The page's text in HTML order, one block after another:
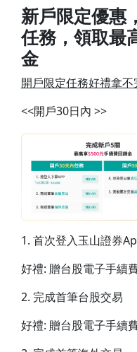
新戶限定優惠
任務，領取最
金
開戶限定任務好禮拿不
<<開戶30日內 >>
1. 首次登入玉山證券
好禮: 贈台股電子手續
2. 完成首筆台股交易
好禮: 贈台股電子手續